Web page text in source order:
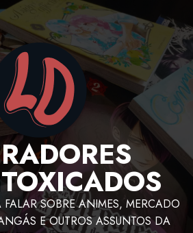
SOBRE ANIMES, MERCADO
E OUTROS ASSUNTOS DA